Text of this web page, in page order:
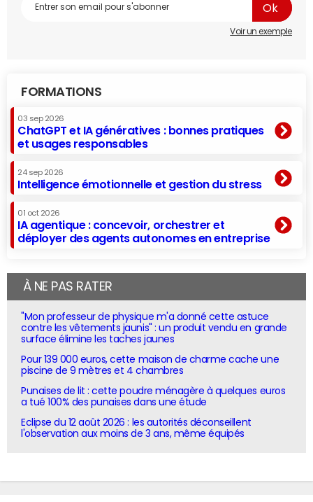
Voir un exemple
FORMATIONS
03 sep 2026
ChatGPT et IA génératives : bonnes pratiques
et usages responsables
24 sep 2026
Intelligence émotionnelle et gestion du stress
01 oct 2026
IA agentique : concevoir, orchestrer et
déployer des agents autonomes en entreprise
À NE PAS RATER
"Mon professeur de physique m'a donné cette astuce
contre les vêtements jaunis" : un produit vendu en grande
surface élimine les taches jaunes
Pour 139 000 euros, cette maison de charme cache une
piscine de 9 mètres et 4 chambres
Punaises de lit : cette poudre ménagère à quelques euros
a tué 100% des punaises dans une étude
Eclipse du 12 août 2026 : les autorités déconseillent
l'observation aux moins de 3 ans, même équipés